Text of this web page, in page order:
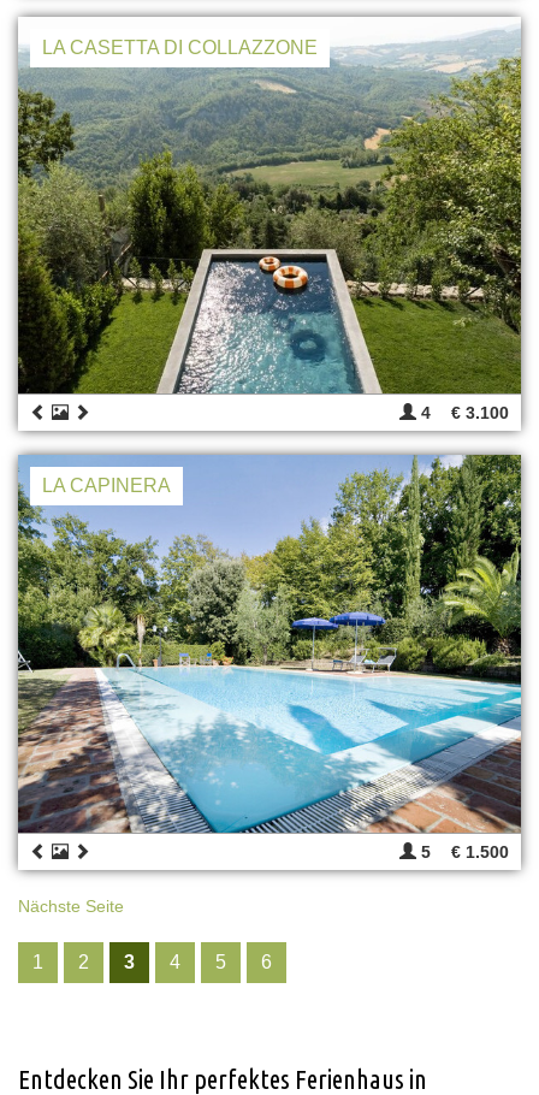
LA CASETTA DI COLLAZZONE
4 € 3.100
LA CAPINERA
5 € 1.500
Nächste Seite
1 2 3 4 5 6
Entdecken Sie Ihr perfektes Ferienhaus in